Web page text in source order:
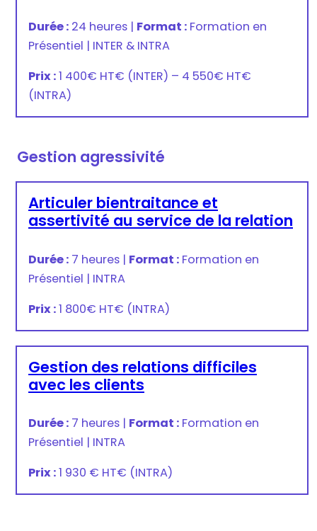
Durée : 24 heures | Format : Formation en
Présentiel | INTER & INTRA
Prix :1 400€ HT€ (INTER) – 4 550€ HT€
(INTRA)
Gestion agressivité
Articuler bientraitance et
assertivité au service de la relation
Durée : 7 heures | Format : Formation en
Présentiel | INTRA
Prix :1 800€ HT€ (INTRA)
Gestion des relations difficiles
avec les clients
Durée : 7 heures | Format : Formation en
Présentiel | INTRA
Prix :1 930 € HT€ (INTRA)